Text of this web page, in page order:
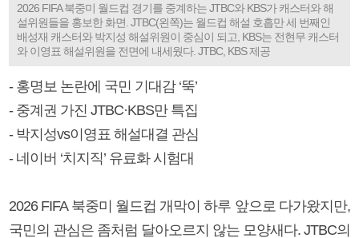
2026 FIFA 북중미 월드컵 경기를 중계하는 JTBC와 KBS가 캐스터와 해
설위원들을 홍보한 화면. JTBC(왼쪽)는 월드컵 해설 호흡만 세 번째인
배성재 캐스터와 박지성 해설위원이 중심이 되고, KBS는 전현무 캐스터
와 이영표 해설위원을 전면에 내세웠다. JTBC, KBS 제공
- 홍명보 논란에 국민 기대감 ‘뚝’
- 중계권 가진 JTBC·KBS만 특집
- 박지성vs이영표 해설대결 관심
- 네이버 ‘치지직’ 유료화 시험대
2026 FIFA 북중미 월드컵 개막이 하루 앞으로 다가왔지만,
국민의 관심은 좀처럼 달아오르지 않는 모양새다. JTBC의